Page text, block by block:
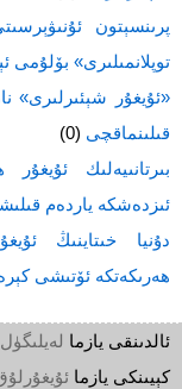
پرىنسېتون
توپلانمىلىرى» بۆلۇمى
«ئۇيغۇر شېئىرلىرى»
قىلىنماقچى (0)
بىرتانىيەلىك
ئىزدەشكە ياردەم
دۇنيا خىتاينىڭ
ھەرىكەتكە ئۆتىشى
ئالدىنقى يازما لەيلىگۈل
كېيىنكى يازما